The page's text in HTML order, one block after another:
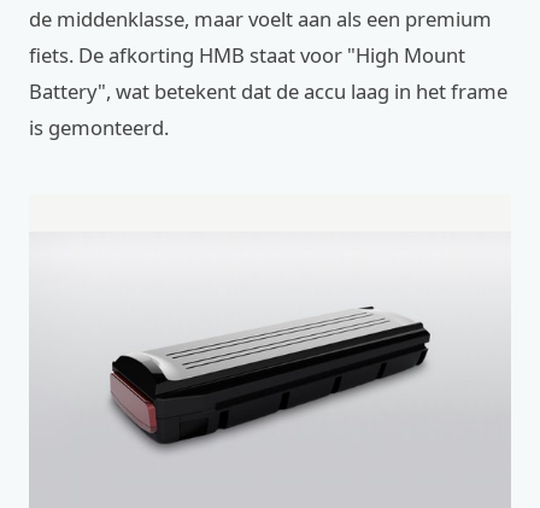
de middenklasse, maar voelt aan als een premium
fiets. De afkorting HMB staat voor "High Mount
Battery", wat betekent dat de accu laag in het frame
is gemonteerd.